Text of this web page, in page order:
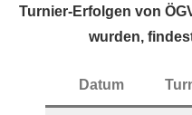
Turnier-Erfolgen von
wurden,
Datum